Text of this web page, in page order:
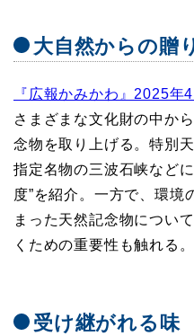
大自然からの贈
『広報かみかわ』2025年
さまざまな文化財の中か
念物を取り上げる。特別
指定名物の三波石峡など
度”を紹介。一方で、環境
まった天然記念物につい
くための重要性も触れる。
受け継がれる味